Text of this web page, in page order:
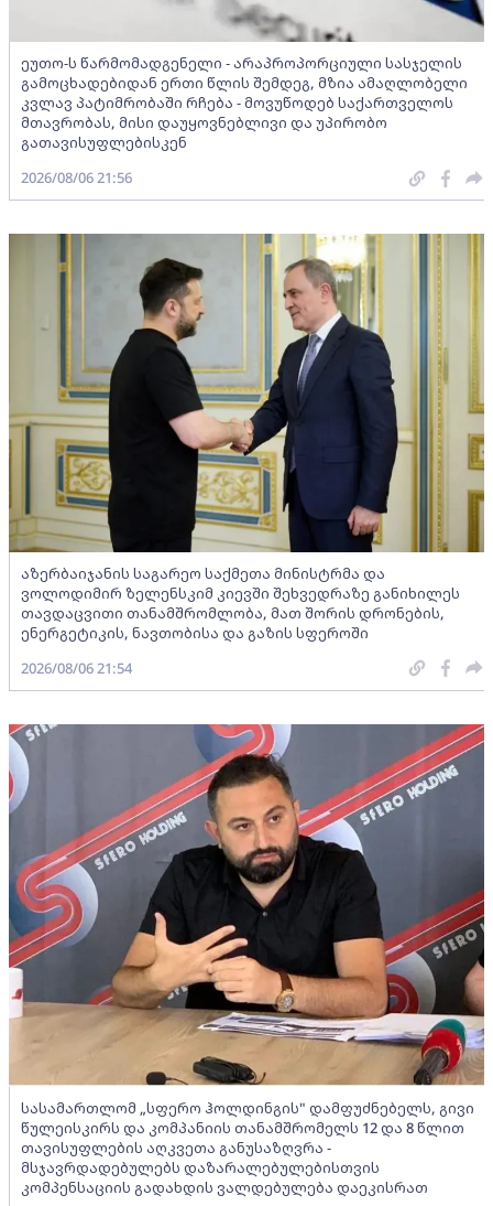
ეუთო-ს წარმომადგენელი - არაპროპორციული სასჯელის
გამოცხადებიდან ერთი წლის შემდეგ, მზია ამაღლობელი
კვლავ პატიმრობაში რჩება - მოვუწოდებ საქართველოს
მთავრობას, მისი დაუყოვნებლივი და უპირობო
გათავისუფლებისკენ
2026/08/06 21:56
აზერბაიჯანის საგარეო საქმეთა მინისტრმა და
ვოლოდიმირ ზელენსკიმ კიევში შეხვედრაზე განიხილეს
თავდაცვითი თანამშრომლობა, მათ შორის დრონების,
ენერგეტიკის, ნავთობისა და გაზის სფეროში
2026/08/06 21:54
სასამართლომ „სფერო ჰოლდინგის" დამფუძნებელს, გივი
წულეისკირს და კომპანიის თანამშრომელს 12 და 8 წლით
თავისუფლების აღკვეთა განუსაზღვრა -
მსჯავრდადებულებს დაზარალებულებისთვის
კომპენსაციის გადახდის ვალდებულება დაეკისრათ